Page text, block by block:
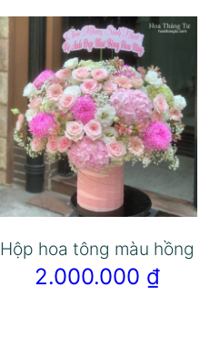
Hộp hoa tông màu hồng
2.000.000 ₫